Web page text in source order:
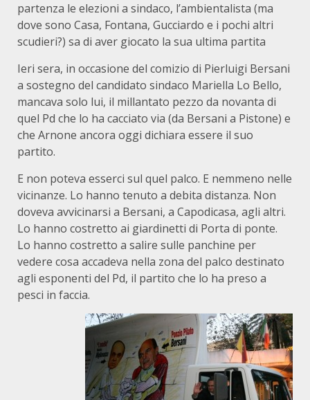
partenza le elezioni a sindaco, l’ambientalista (ma
dove sono Casa, Fontana, Gucciardo e i pochi altri
scudieri?) sa di aver giocato la sua ultima partita
Ieri sera, in occasione del comizio di Pierluigi Bersani
a sostegno del candidato sindaco Mariella Lo Bello,
mancava solo lui, il millantato pezzo da novanta di
quel Pd che lo ha cacciato via (da Bersani a Pistone) e
che Arnone ancora oggi dichiara essere il suo
partito.
E non poteva esserci sul quel palco. E nemmeno nelle
vicinanze. Lo hanno tenuto a debita distanza. Non
doveva avvicinarsi a Bersani, a Capodicasa, agli altri.
Lo hanno costretto ai giardinetti di Porta di ponte.
Lo hanno costretto a salire sulle panchine per
vedere cosa accadeva nella zona del palco destinato
agli esponenti del Pd, il partito che lo ha preso a
pesci in faccia.